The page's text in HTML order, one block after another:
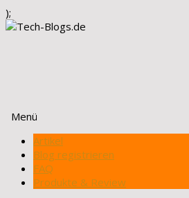
);
Menü
Zum
Inhalt
springen
Artikel
Blog registrieren
FAQ
Produkte & Review